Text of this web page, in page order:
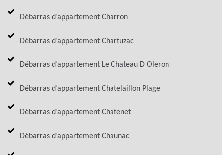
Débarras d'appartement Charron
Débarras d'appartement Chartuzac
Débarras d'appartement Le Chateau D Oleron
Débarras d'appartement Chatelaillon Plage
Débarras d'appartement Chatenet
Débarras d'appartement Chaunac